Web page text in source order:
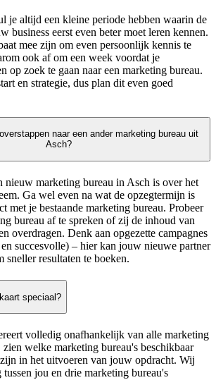
je altijd een kleine periode hebben waarin de
business eerst even beter moet leren kennen.
mee zijn om even persoonlijk kennis te
ook af om een week voordat je
op zoek te gaan naar een marketing bureau.
en strategie, dus plan dit even goed
naar een ander marketing bureau uit
Asch?
nieuw marketing bureau in Asch is over het
Ga wel even na wat de opzegtermijn is
met je bestaande marketing bureau. Probeer
bureau af te spreken of zij de inhoud van
overdragen. Denk aan opgezette campagnes
succesvolle) – hier kan jouw nieuwe partner
sneller resultaten te boeken.
speciaal?
volledig onafhankelijk van alle marketing
welke marketing bureau's beschikbaar
in het uitvoeren van jouw opdracht. Wij
jou en drie marketing bureau's